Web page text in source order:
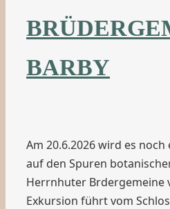
BARBY
Am 20.6.2026 wird es
auf den Spuren
Herrnhuter Brdergemeine
Exkursion führt vom